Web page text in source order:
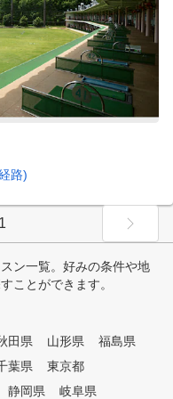
路)
ン一覧。好みの条件や地
ことができます。
田県 山形県
福島県
葉県
東京都
静岡県
岐阜県